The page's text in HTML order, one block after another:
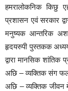
हमरालोकनिक किछु
प्रशासन एवं सरकार
मनुष्यक आन्तरिक
हृदयरुपी पुस्तकक
द्वारा मानसिक
अछि – व्यक्तिक संग
अछि – व्यक्तिक जीवन